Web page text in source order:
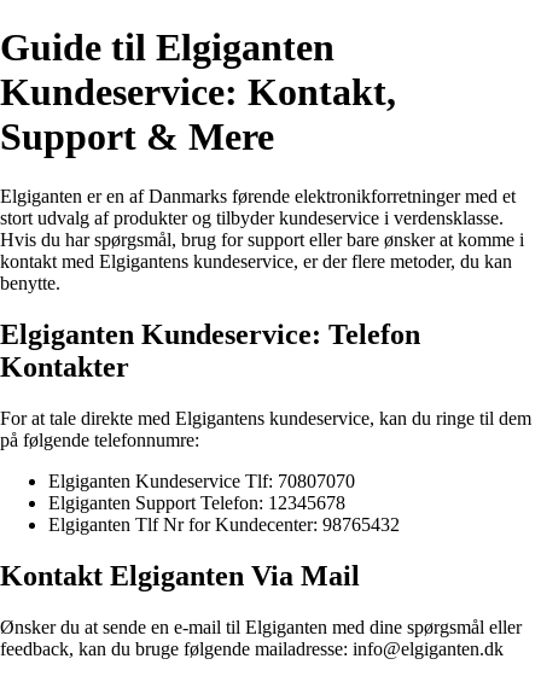
Guide til Elgiganten
Kundeservice: Kontakt,
Support & Mere
Elgiganten er en af Danmarks førende elektronikforretninger med et
stort udvalg af produkter og tilbyder kundeservice i verdensklasse.
Hvis du har spørgsmål, brug for support eller bare ønsker at komme i
kontakt med Elgigantens kundeservice, er der flere metoder, du kan
benytte.
Elgiganten Kundeservice: Telefon
Kontakter
For at tale direkte med Elgigantens kundeservice, kan du ringe til dem
på følgende telefonnumre:
Elgiganten Kundeservice Tlf: 70807070
Elgiganten Support Telefon: 12345678
Elgiganten Tlf Nr for Kundecenter: 98765432
Kontakt Elgiganten Via Mail
Ønsker du at sende en e-mail til Elgiganten med dine spørgsmål eller
feedback, kan du bruge følgende mailadresse: info@elgiganten.dk